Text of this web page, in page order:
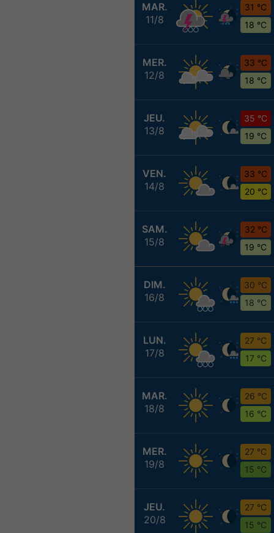
MAR.
11/8
31 °C
18 °C
MER.
12/8
33 °C
18 °C
JEU.
13/8
35 °C
19 °C
VEN.
14/8
33 °C
20 °C
SAM.
15/8
32 °C
19 °C
DIM.
16/8
30 °C
18 °C
LUN.
17/8
27 °C
17 °C
MAR.
18/8
26 °C
16 °C
MER.
19/8
27 °C
15 °C
JEU.
20/8
27 °C
15 °C